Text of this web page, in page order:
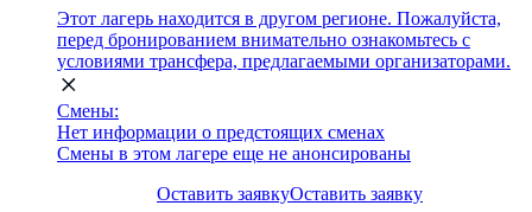
Этот лагерь находится в другом регионе. Пожалуйста,
перед бронированием внимательно ознакомьтесь с
условиями трансфера, предлагаемыми организаторами.
Смены:
Нет информации о предстоящих сменах
Смены в этом лагере еще не анонсированы
Оставить заявкуОставить заявку